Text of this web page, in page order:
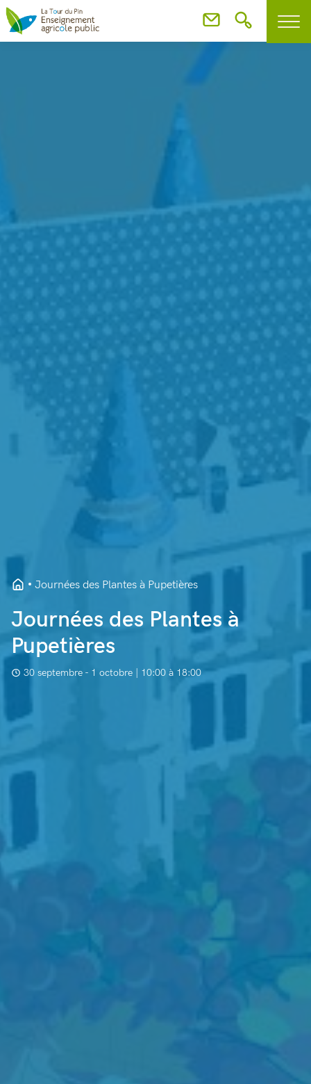
Journées des Plantes à
Pupetières
Journées des Plantes à Pupetières
30 septembre - 1 octobre | 10:00 à 18:00